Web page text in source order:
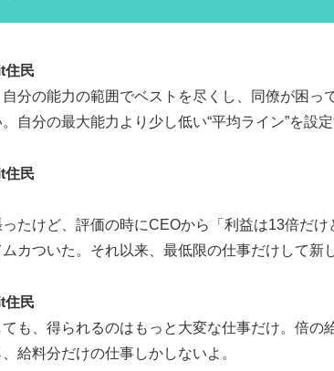
住民
分の能力の範囲でベストを尽くし、同僚が困っ
自分の最大能力より少し低い“平均ライン”を設
住民
たけど、評価の時にCEOから「利益は13倍だ
カついた。それ以来、最低限の仕事だけして新
住民
も、得られるのはもっと大変な仕事だけ。倍の
給料分だけの仕事しかしないよ。